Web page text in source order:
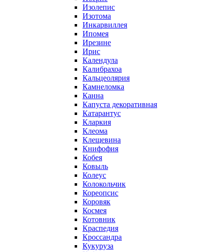
Изолепис
Изотома
Инкарвиллея
Ипомея
Ирезине
Ирис
Календула
Калибрахоа
Кальцеолярия
Камнеломка
Канна
Капуста декоративная
Катарантус
Кларкия
Клеома
Клещевина
Книфофия
Кобея
Ковыль
Колеус
Колокольчик
Кореопсис
Коровяк
Космея
Котовник
Краспедия
Кроссандра
Кукуруза